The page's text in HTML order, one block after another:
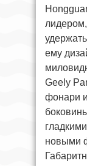
ему
Geely
фонари
новыми